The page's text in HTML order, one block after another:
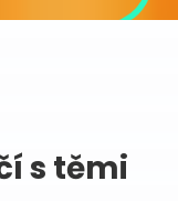
s těmi